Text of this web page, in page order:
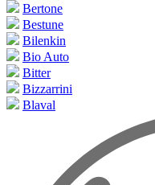
Bertone
Bestune
Bilenkin
Bio Auto
Bitter
Bizzarrini
Blaval